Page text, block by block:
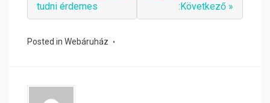
tudni érdemes
:Következő »
Posted in Webáruház